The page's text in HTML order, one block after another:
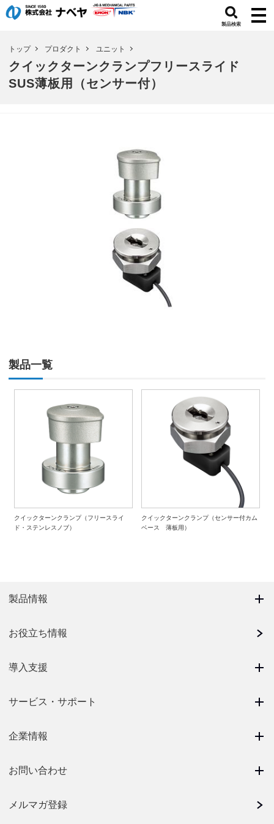
製品検索
トップ プロダクト ユニット
クイックターンクランプフリースライド
SUS薄板用（センサー付）
製品一覧
クイックターンクランプ（フリースライ
ド・ステンレスノブ）
クイックターンクランプ（センサー付カム
ベース 薄板用）
製品情報
お役立ち情報
導入支援
サービス・サポート
企業情報
お問い合わせ
メルマガ登録